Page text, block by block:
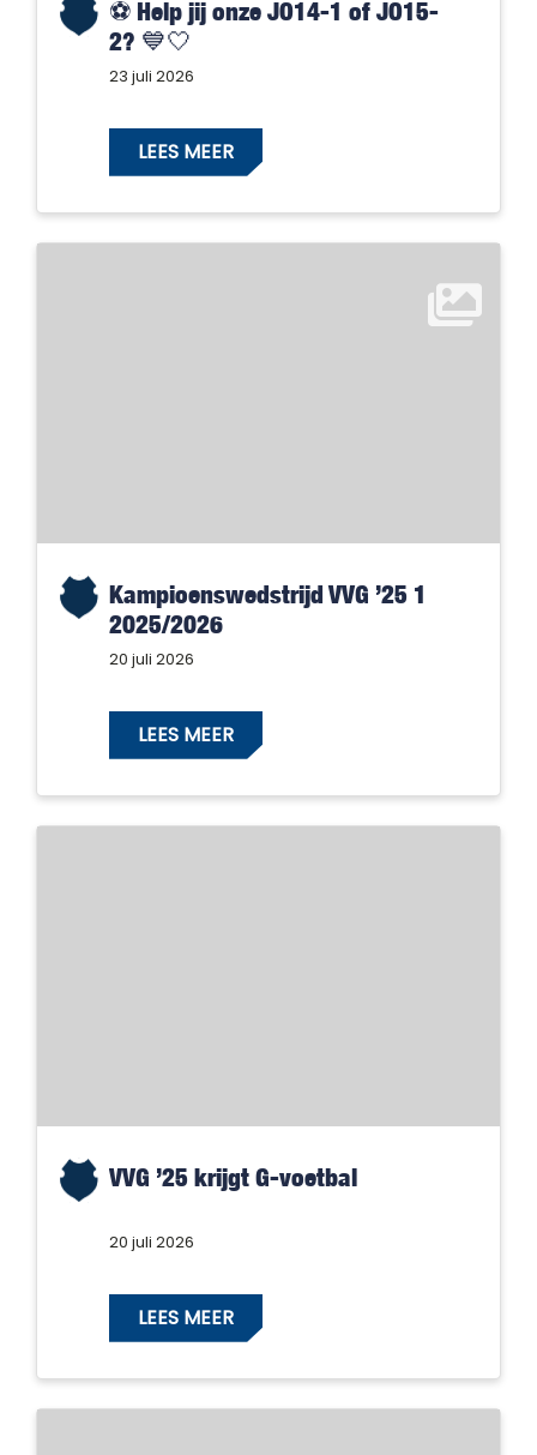
⚽️ Help jij onze JO14-1 of JO15-
2? 💙🤍
23 juli 2026
LEES MEER
Kampioenswedstrijd VVG ’25 1
2025/2026
20 juli 2026
LEES MEER
VVG ’25 krijgt G-voetbal
20 juli 2026
LEES MEER